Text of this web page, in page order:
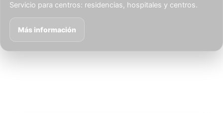
Servicio para centros: residencias, hospitales y centros.
Más información